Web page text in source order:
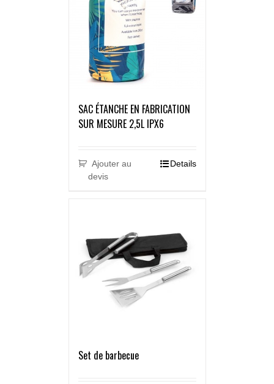
SAC ÉTANCHE EN FABRICATION
SUR MESURE 2,5L IPX6
Ajouter au
devis
Details
Set de barbecue